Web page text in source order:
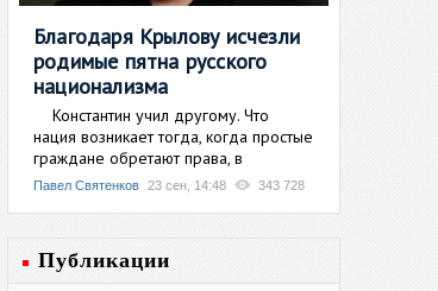
Благодаря Крылову исчезли
родимые пятна русского
национализма
Константин учил другому. Что
нация возникает тогда, когда простые
граждане обретают права, в
Павел Святенков 23 сен, 14:48 343 728
Публикации